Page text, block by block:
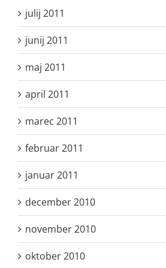
julij 2011
junij 2011
maj 2011
april 2011
marec 2011
februar 2011
januar 2011
december 2010
november 2010
oktober 2010